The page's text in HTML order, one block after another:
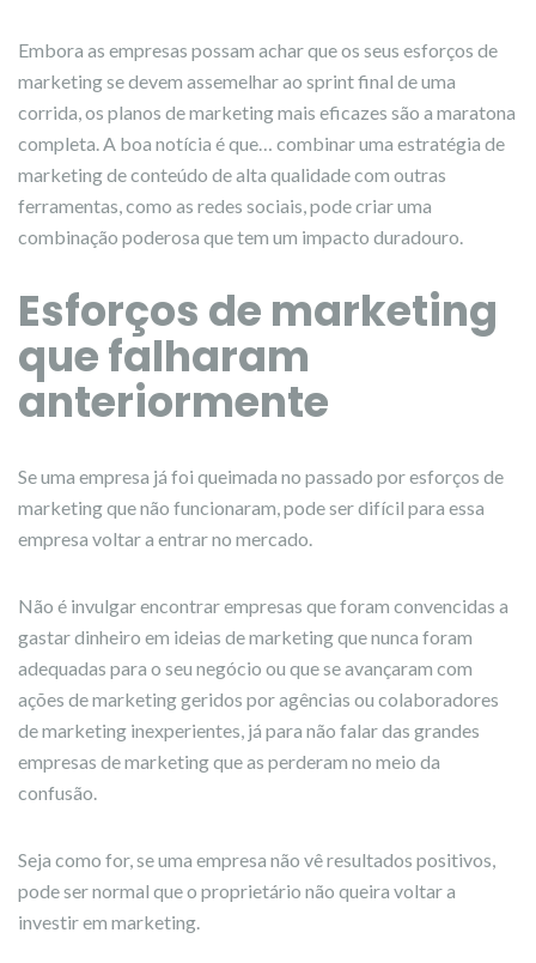
Embora as empresas possam achar que os seus esforços de
marketing se devem assemelhar ao sprint final de uma
corrida, os planos de marketing mais eficazes são a maratona
completa. A boa notícia é que… combinar uma estratégia de
marketing de conteúdo de alta qualidade com outras
ferramentas, como as redes sociais, pode criar uma
combinação poderosa que tem um impacto duradouro.
Esforços de marketing
que falharam
anteriormente
Se uma empresa já foi queimada no passado por esforços de
marketing que não funcionaram, pode ser difícil para essa
empresa voltar a entrar no mercado.
Não é invulgar encontrar empresas que foram convencidas a
gastar dinheiro em ideias de marketing que nunca foram
adequadas para o seu negócio ou que se avançaram com
ações de marketing geridos por agências ou colaboradores
de marketing inexperientes, já para não falar das grandes
empresas de marketing que as perderam no meio da
confusão.
Seja como for, se uma empresa não vê resultados positivos,
pode ser normal que o proprietário não queira voltar a
investir em marketing.